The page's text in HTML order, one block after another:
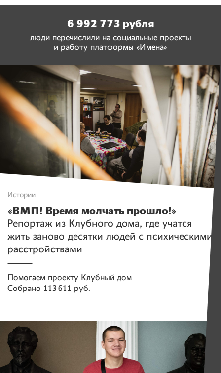
6 992 773 рубля
люди перечислили на социальные проекты
и работу платформы «Имена»
Истории
«ВМП! Время молчать прошло!»
Репортаж из Клубного дома, где учатся
жить заново десятки людей с психическими
расстройствами
Помогаем проекту Клубный дом
Собрано 113 611 руб.